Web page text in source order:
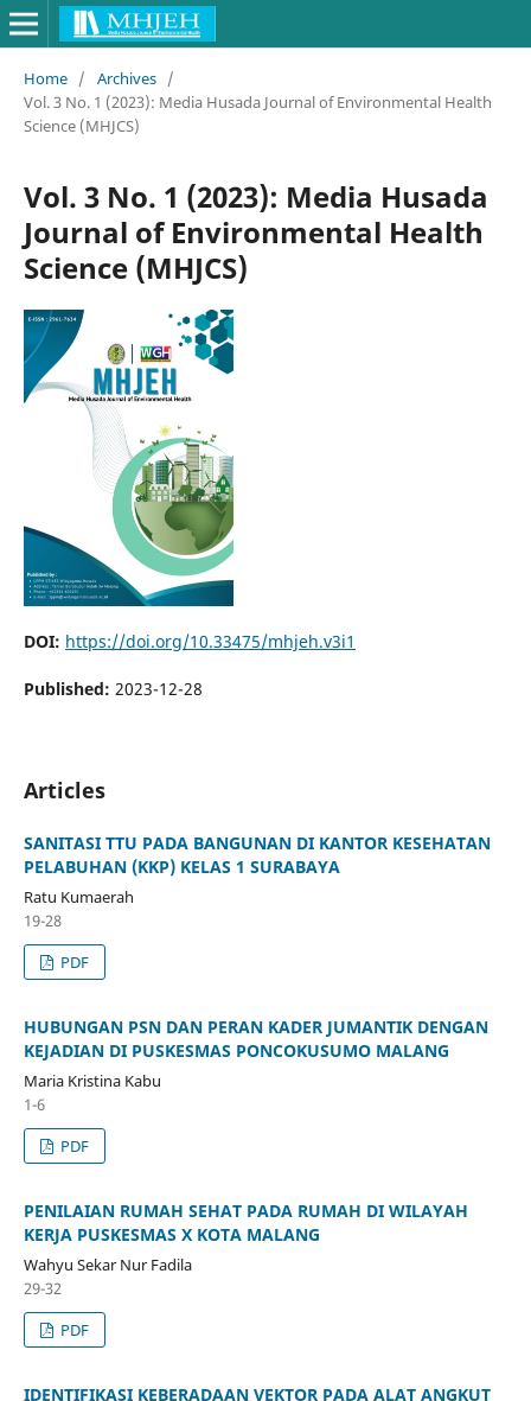
Home / Archives /
Vol. 3 No. 1 (2023): Media Husada Journal of Environmental Health
Science (MHJCS)
Vol. 3 No. 1 (2023): Media Husada
Journal of Environmental Health
Science (MHJCS)
DOI: https://doi.org/10.33475/mhjeh.v3i1
Published: 2023-12-28
Articles
SANITASI TTU PADA BANGUNAN DI KANTOR KESEHATAN
PELABUHAN (KKP) KELAS 1 SURABAYA
Ratu Kumaerah
19-28
PDF
HUBUNGAN PSN DAN PERAN KADER JUMANTIK DENGAN
KEJADIAN DI PUSKESMAS PONCOKUSUMO MALANG
Maria Kristina Kabu
1-6
PDF
PENILAIAN RUMAH SEHAT PADA RUMAH DI WILAYAH
KERJA PUSKESMAS X KOTA MALANG
Wahyu Sekar Nur Fadila
29-32
PDF
IDENTIFIKASI KEBERADAAN VEKTOR PADA ALAT ANGKUT